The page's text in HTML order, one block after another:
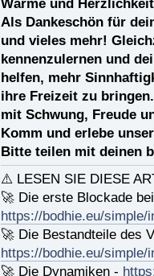
Wärme und
Als Dankeschön für
und vieles mehr!
kennenzulernen und
helfen, mehr
ihre Freizeit zu
mit Schwung, Freude
Komm und erlebe
Bitte teilen mit deinen
⚠️ LESEN SIE DIESE
🚀 Die erste Blockade
https://bodhie.eu/simple/
🚀 Die Bestandteile des
https://bodhie.eu/simple/
🚀 Die Dynamiken -